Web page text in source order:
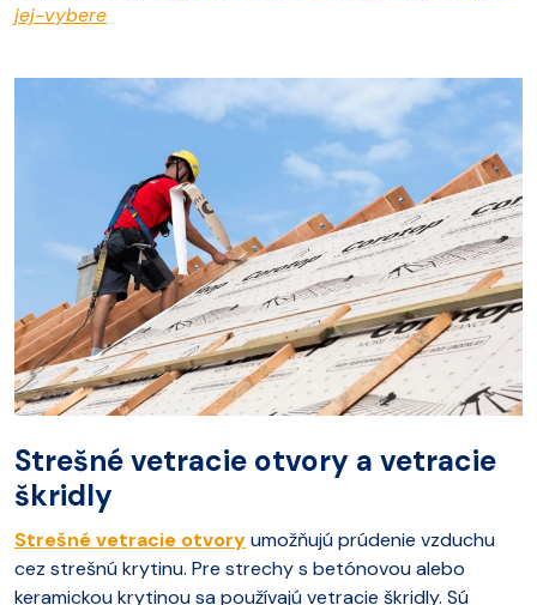
jej-vybere
Strešné vetracie otvory a vetracie
škridly
Strešné vetracie otvoryumožňujú prúdenie vzduchu
cez strešnú krytinu. Pre strechy s betónovou alebo
keramickou krytinou sa používajú vetracie škridly. Sú